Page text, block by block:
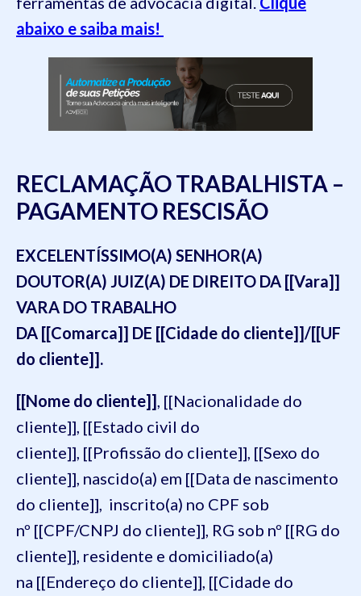
abaixo e saiba mais!
RECLAMAÇÃO TRABALHISTA –
PAGAMENTO RESCISÃO
EXCELENTÍSSIMO(A) SENHOR(A)
DOUTOR(A) JUIZ(A) DE DIREITO DA [[Vara]]
VARA DO TRABALHO
DA [[Comarca]] DE [[Cidade do cliente]]/[[UF
do cliente]].
[[Nome do cliente]] , [[Nacionalidade do
cliente]], [[Estado civil do
cliente]], [[Profissão do cliente]], [[Sexo do
cliente]], nascido(a) em [[Data de nascimento
do cliente]], inscrito(a) no CPF sob
nº [[CPF/CNPJ do cliente]], RG sob nº [[RG do
cliente]], residente e domiciliado(a)
na [[Endereço do cliente]], [[Cidade do